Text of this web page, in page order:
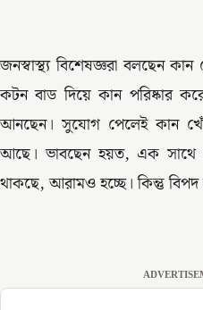
জনস্বাস্থ্য বিশেষজ্ঞরা বলছেন
কটন বাড দিয়ে কান পরিষ্কার
আনছেন। সুযোগ পেলেই কান
আছে। ভাবছেন হয়ত, এক সাথে
থাকছে, আরামও হচ্ছে। কিন্তু